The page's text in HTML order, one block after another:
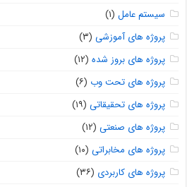
سیستم عامل (۱)
پروژه های آموزشی (۳)
پروژه های بروز شده (۱۲)
پروژه های تحت وب (۶)
پروژه های تحقیقاتی (۱۹)
پروژه های صنعتی (۱۲)
پروژه های مخابراتی (۱۰)
پروژه های کاربردی (۳۶)